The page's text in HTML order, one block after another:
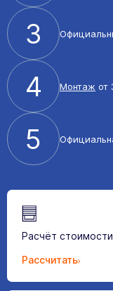
3
4 Монтаж от
5
Расчёт
Рассчитать